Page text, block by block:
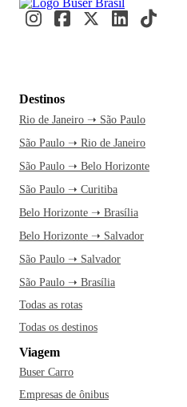
Destinos
Rio de Janeiro ➝ São Paulo
São Paulo ➝ Rio de Janeiro
São Paulo ➝ Belo Horizonte
São Paulo ➝ Curitiba
Belo Horizonte ➝ Brasília
Belo Horizonte ➝ Salvador
São Paulo ➝ Salvador
São Paulo ➝ Brasília
Todas as rotas
Todas os destinos
Viagem
Buser Carro
Empresas de ônibus